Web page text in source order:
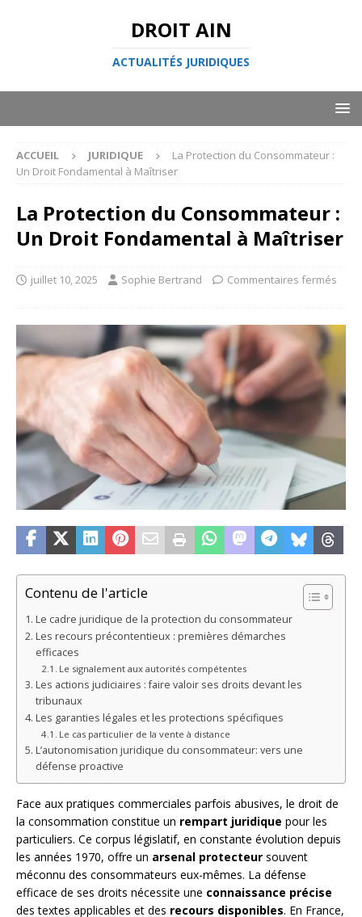
DROIT AIN
ACTUALITÉS JURIDIQUES
ACCUEIL JURIDIQUE
La Protection du Consommateur :
Un Droit Fondamental à Maîtriser
La Protection du Consommateur :
Un Droit Fondamental à Maîtriser
juillet 10, 2025 Sophie Bertrand Commentaires fermés
Contenu de l'article
Le cadre juridique de la protection du consommateur
Les recours précontentieux : premières démarches
efficaces
Le signalement aux autorités compétentes
Les actions judiciaires : faire valoir ses droits devant les
tribunaux
Les garanties légales et les protections spécifiques
Le cas particulier de la vente à distance
L’autonomisation juridique du consommateur: vers une
défense proactive
Face aux pratiques commerciales parfois abusives, le droit de
la consommation constitue un rempart juridique pour les
particuliers. Ce corpus législatif, en constante évolution depuis
les années 1970, offre un arsenal protecteur souvent
méconnu des consommateurs eux-mêmes. La défense
efficace de ses droits nécessite une connaissance précise
des textes applicables et des recours disponibles. En France,